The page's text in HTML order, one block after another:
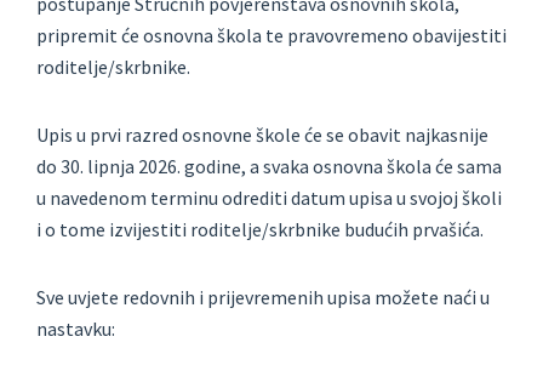
pripremit će osnovna škola te pravovremeno obavijestiti
roditelje/skrbnike.
Upis u prvi razred osnovne škole će se obavit najkasnije
do 30. lipnja 2026. godine, a svaka osnovna škola će sama
u navedenom terminu odrediti datum upisa u svojoj školi
i o tome izvijestiti roditelje/skrbnike budućih prvašića.
Sve uvjete redovnih i prijevremenih upisa možete naći u
nastavku: